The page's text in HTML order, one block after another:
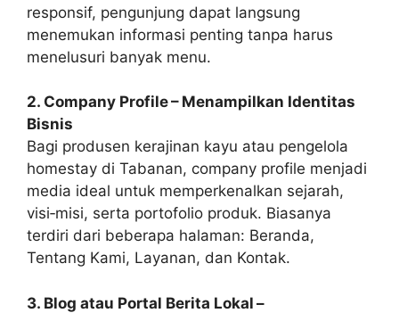
responsif, pengunjung dapat langsung
menemukan informasi penting tanpa harus
menelusuri banyak menu.
2. Company Profile – Menampilkan Identitas
Bisnis
Bagi produsen kerajinan kayu atau pengelola
homestay di Tabanan, company profile menjadi
media ideal untuk memperkenalkan sejarah,
visi‑misi, serta portofolio produk. Biasanya
terdiri dari beberapa halaman: Beranda,
Tentang Kami, Layanan, dan Kontak.
3. Blog atau Portal Berita Lokal –